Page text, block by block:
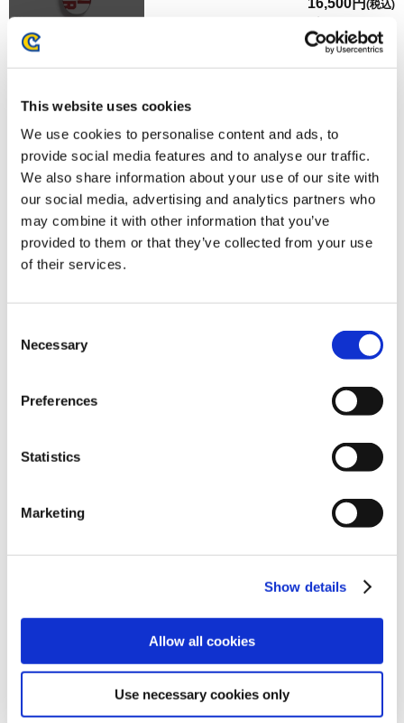
This website uses cookies
We use cookies to personalise content and ads, to
provide social media features and to analyse our traffic.
We also share information about your use of our site with
our social media, advertising and analytics partners who
may combine it with other information that you’ve
provided to them or that they’ve collected from your use
of their services.
Selection
Necessary
Preferences
Statistics
Marketing
Show details
Allow all cookies
Use necessary cookies only
16,500円 (税込)
【オフィシャル商品】ストリートファイター6 スケートボ
16,500円(税込)
【オフィシャル商品】ストリートファイター6 スケートボ
在庫：× |825ポイント
【オフィシャル商品】ストリートファイター6 スケートボ